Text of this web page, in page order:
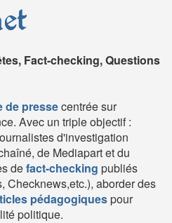
Fact-checking, Questions
de pressecentrée sur
Avec un triple objectif :
d'investigation
de Mediapart et du
defact-checking publiés
Checknews,etc.), aborder des
pédagogiquespour
politique.